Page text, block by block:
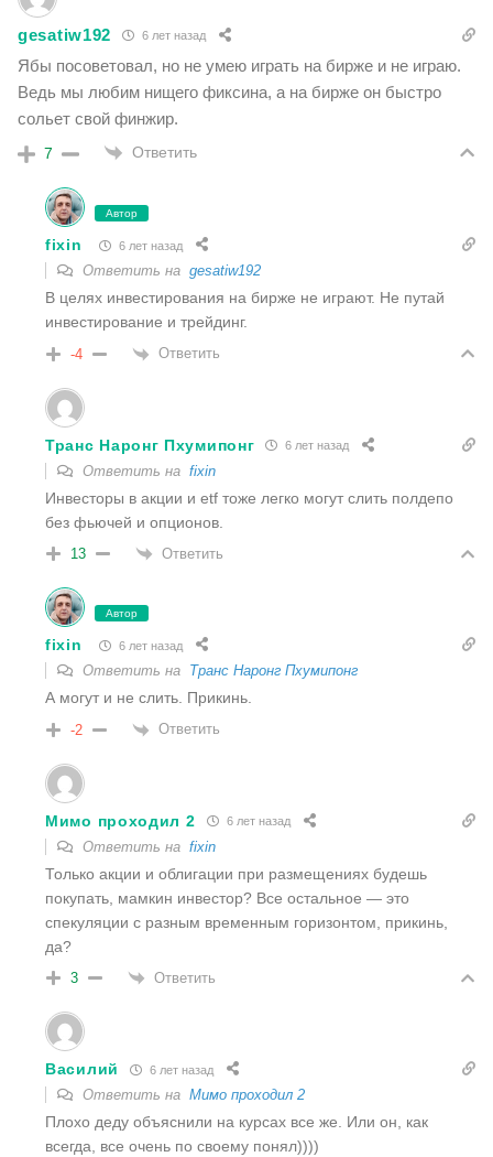
gesatiw192 6 лет назад
Ябы посоветовал, но не умею играть на бирже и не играю.
Ведь мы любим нищего фиксина, а на бирже он быстро
сольет свой финжир.
7 Ответить
Автор
fixin 6 лет назад
Ответить на gesatiw192
В целях инвестирования на бирже не играют. Не путай
инвестирование и трейдинг.
-4 Ответить
Транс Наронг Пхумипонг 6 лет назад
Ответить на fixin
Инвесторы в акции и etf тоже легко могут слить полдепо
без фьючей и опционов.
13 Ответить
Автор
fixin 6 лет назад
Ответить на Транс Наронг Пхумипонг
А могут и не слить. Прикинь.
-2 Ответить
Мимо проходил 2 6 лет назад
Ответить на fixin
Только акции и облигации при размещениях будешь
покупать, мамкин инвестор? Все остальное — это
спекуляции с разным временным горизонтом, прикинь,
да?
3 Ответить
Василий 6 лет назад
Ответить на Мимо проходил 2
Плохо деду объяснили на курсах все же. Или он, как
всегда, все очень по своему понял))))